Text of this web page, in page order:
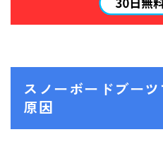
SALOMON
UNION
YES
スノーボードブー
原因